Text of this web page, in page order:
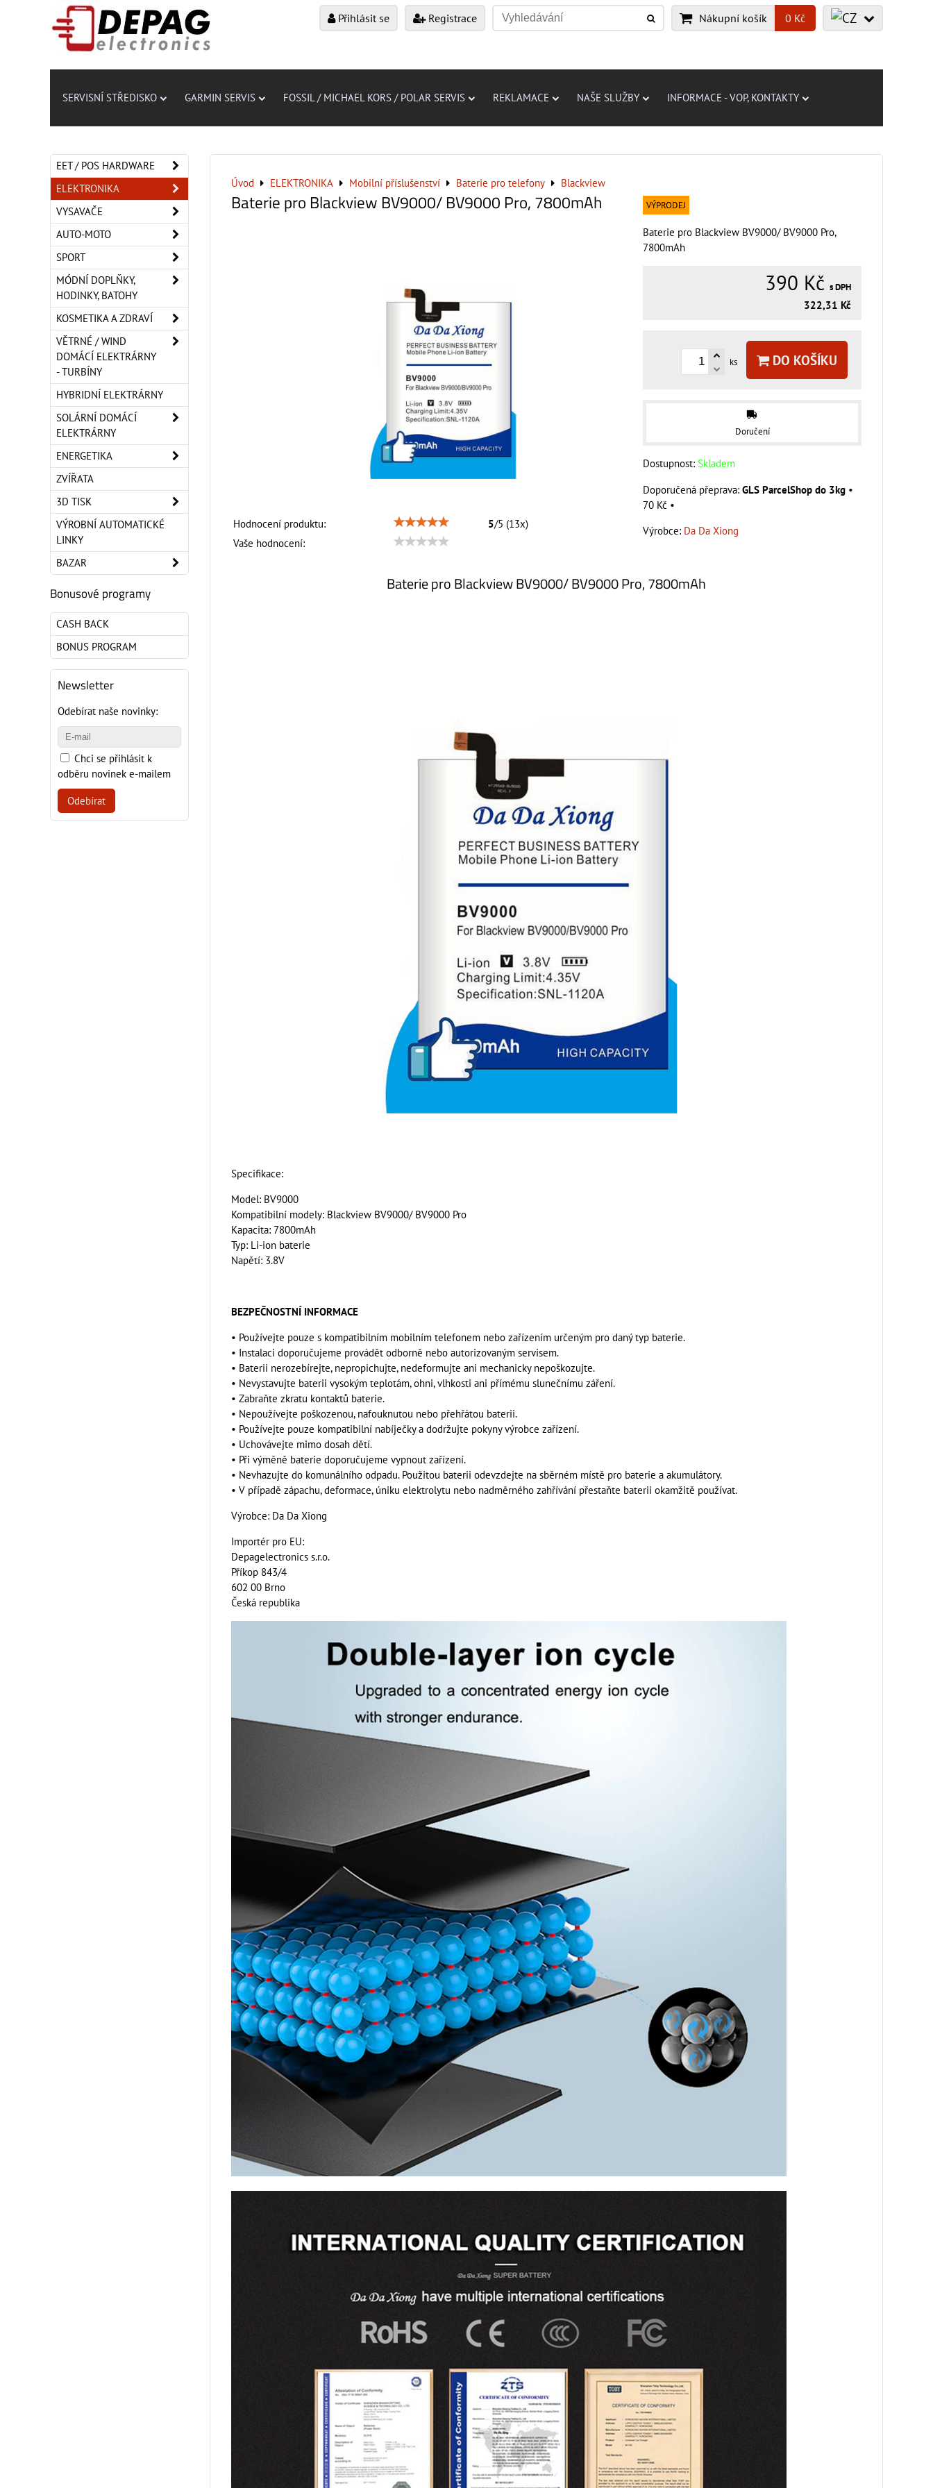
Přihlásit se Registrace Nákupní košík 0 Kč
SERVISNÍ STŘEDISKO GARMIN SERVIS FOSSIL / MICHAEL KORS / POLAR SERVIS REKLAMACE NAŠE SLUŽBY INFORMACE - VOP, KONTAKTY
Úvod ELEKTRONIKA Mobilní příslušenství Baterie pro telefony Blackview
Baterie pro Blackview BV9000/ BV9000 Pro, 7800mAh
Hodnocení produktu: 5/5 (13x)
Vaše hodnocení:
VÝPRODEJ
Baterie pro Blackview BV9000/ BV9000 Pro,
7800mAh
390 Kč s DPH
322,31 Kč
ks DO KOŠÍKU
Doručení
Dostupnost: Skladem
GLS ParcelShop do 3kg •
70 Kč •
Výrobce: Da Da Xiong
Baterie pro Blackview BV9000/ BV9000 Pro, 7800mAh
Specifikace:
Model: BV9000
Kompatibilní modely: Blackview BV9000/ BV9000 Pro
Kapacita: 7800mAh
Typ: Li-ion baterie
Napětí: 3.8V
BEZPEČNOSTNÍ INFORMACE
• Používejte pouze s kompatibilním mobilním telefonem nebo zařízením určeným pro daný typ baterie.
• Instalaci doporučujeme provádět odborně nebo autorizovaným servisem.
• Baterii nerozebírejte, nepropichujte, nedeformujte ani mechanicky nepoškozujte.
• Nevystavujte baterii vysokým teplotám, ohni, vlhkosti ani přímému slunečnímu záření.
• Zabraňte zkratu kontaktů baterie.
• Nepoužívejte poškozenou, nafouknutou nebo přehřátou baterii.
• Používejte pouze kompatibilní nabíječky a dodržujte pokyny výrobce zařízení.
• Uchovávejte mimo dosah dětí.
• Při výměně baterie doporučujeme vypnout zařízení.
• Nevhazujte do komunálního odpadu. Použitou baterii odevzdejte na sběrném místě pro baterie a akumulátory.
• V případě zápachu, deformace, úniku elektrolytu nebo nadměrného zahřívání přestaňte baterii okamžitě používat.
Výrobce: Da Da Xiong
Importér pro EU:
Depagelectronics s.r.o.
Příkop 843/4
602 00 Brno
Česká republika
EET / POS HARDWARE
ELEKTRONIKA
VYSAVAČE
AUTO-MOTO
SPORT
MÓDNÍ DOPLŇKY,
HODINKY, BATOHY
KOSMETIKA A ZDRAVÍ
VĚTRNÉ / WIND
DOMÁCÍ ELEKTRÁRNY
- TURBÍNY
HYBRIDNÍ ELEKTRÁRNY
SOLÁRNÍ DOMÁCÍ
ELEKTRÁRNY
ENERGETIKA
ZVÍŘATA
3D TISK
VÝROBNÍ AUTOMATICKÉ
LINKY
BAZAR
Bonusové programy
CASH BACK
BONUS PROGRAM
Newsletter
Odebírat naše novinky:
Chci se přihlásit k
odběru novinek e-mailem
Odebírat